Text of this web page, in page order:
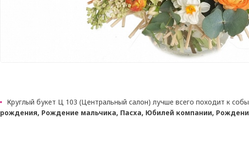
Круглый букет Ц 103 (Центральный салон) лучше всего походит к
рождения, Рождение мальчика, Пасха, Юбилей компании,